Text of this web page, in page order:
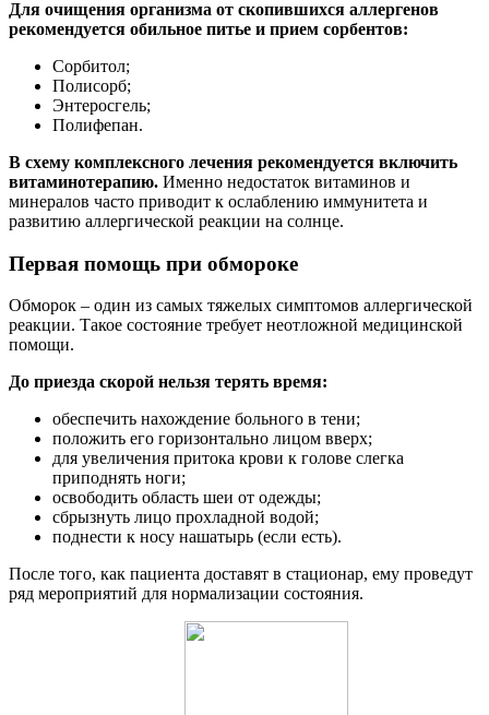
Для очищения организма от скопившихся аллергенов
рекомендуется обильное питье и прием сорбентов:
Сорбитол;
Полисорб;
Энтеросгель;
Полифепан.
В схему комплексного лечения рекомендуется включить
витаминотерапию. Именно недостаток витаминов и
минералов часто приводит к ослаблению иммунитета и
развитию аллергической реакции на солнце.
Первая помощь при обмороке
Обморок – один из самых тяжелых симптомов аллергической
реакции. Такое состояние требует неотложной медицинской
помощи.
До приезда скорой нельзя терять время:
обеспечить нахождение больного в тени;
положить его горизонтально лицом вверх;
для увеличения притока крови к голове слегка
приподнять ноги;
освободить область шеи от одежды;
сбрызнуть лицо прохладной водой;
поднести к носу нашатырь (если есть).
После того, как пациента доставят в стационар, ему проведут
ряд мероприятий для нормализации состояния.